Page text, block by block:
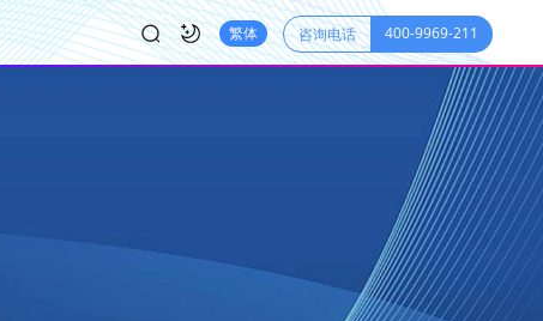
繁体 咨询电话 400-9969-211